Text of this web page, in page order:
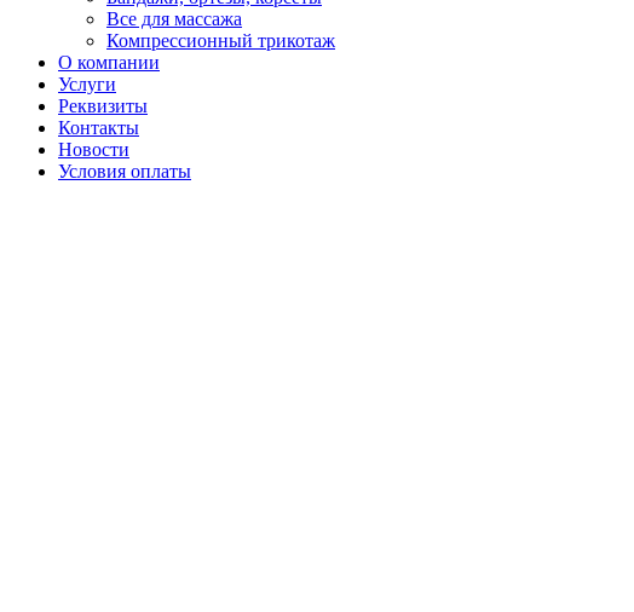
Все для массажа
Компрессионный трикотаж
О компании
Услуги
Реквизиты
Контакты
Новости
Условия оплаты